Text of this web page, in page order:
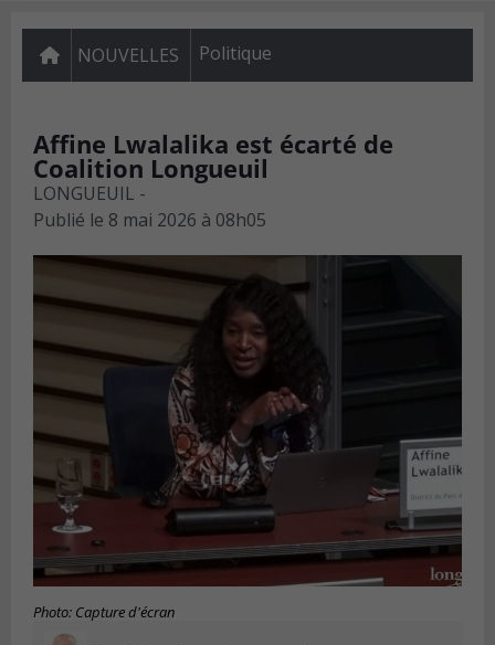
NOUVELLES Politique
Affine Lwalalika est écarté de
Coalition Longueuil
LONGUEUIL -
Publié le 8 mai 2026 à 08h05
Photo: Capture d'écran